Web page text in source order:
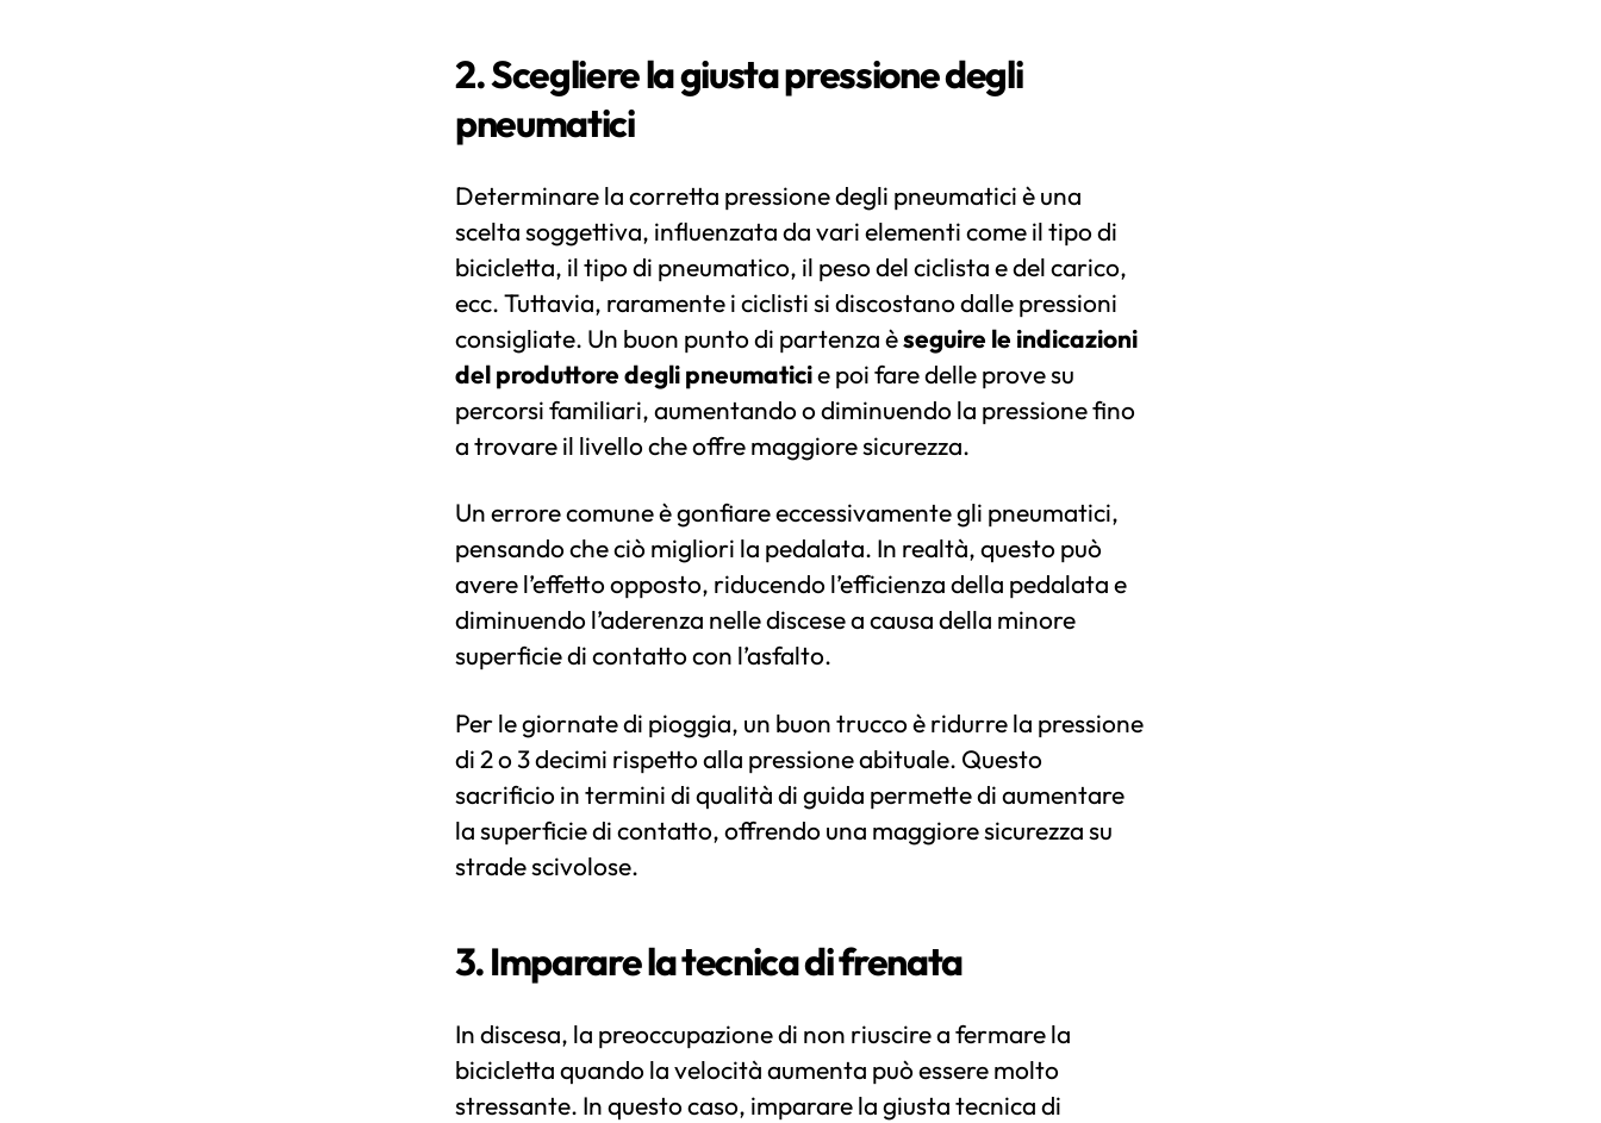
2. Scegliere la giusta pressione degli
pneumatici
Determinare la corretta pressione degli pneumatici è una
scelta soggettiva, influenzata da vari elementi come il tipo di
bicicletta, il tipo di pneumatico, il peso del ciclista e del carico,
ecc. Tuttavia, raramente i ciclisti si discostano dalle pressioni
consigliate. Un buon punto di partenza èseguire le indicazioni
del produttore degli pneumaticie poi fare delle prove su
percorsi familiari, aumentando o diminuendo la pressione fino
a trovare il livello che offre maggiore sicurezza.
Un errore comune è gonfiare eccessivamente gli pneumatici,
pensando che ciò migliori la pedalata. In realtà, questo può
avere l’effetto opposto, riducendo l’efficienza della pedalata e
diminuendo l’aderenza nelle discese a causa della minore
superficie di contatto con l’asfalto.
Per le giornate di pioggia, un buon trucco è ridurre la pressione
di 2 o 3 decimi rispetto alla pressione abituale. Questo
sacrificio in termini di qualità di guida permette di aumentare
la superficie di contatto, offrendo una maggiore sicurezza su
strade scivolose.
3. Imparare la tecnica di frenata
In discesa, la preoccupazione di non riuscire a fermare la
bicicletta quando la velocità aumenta può essere molto
stressante. In questo caso, imparare la giusta tecnica di